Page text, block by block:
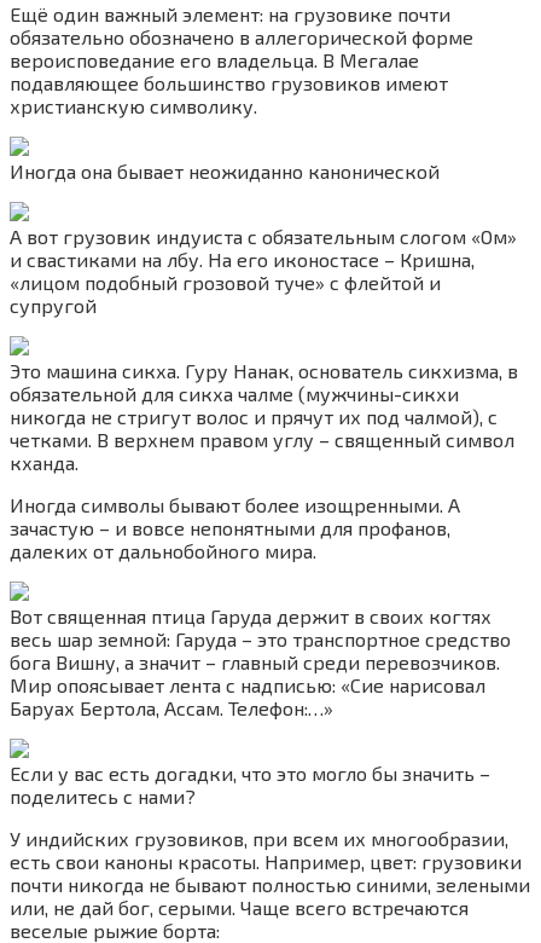
Ещё один важный элемент: на грузовике почти
обязательно обозначено в аллегорической форме
вероисповедание его владельца. В Мегалае
подавляющее большинство грузовиков имеют
христианскую символику.
Иногда она бывает неожиданно канонической
А вот грузовик индуиста с обязательным слогом «Ом»
и свастиками на лбу. На его иконостасе – Кришна,
«лицом подобный грозовой туче» с флейтой и
супругой
Это машина сикха. Гуру Нанак, основатель сикхизма, в
обязательной для сикха чалме (мужчины-сикхи
никогда не стригут волос и прячут их под чалмой), с
четками. В верхнем правом углу – священный символ
кханда.
Иногда символы бывают более изощренными. А
зачастую – и вовсе непонятными для профанов,
далеких от дальнобойного мира.
Вот священная птица Гаруда держит в своих когтях
весь шар земной: Гаруда – это транспортное средство
бога Вишну, а значит – главный среди перевозчиков.
Мир опоясывает лента с надписью: «Сие нарисовал
Баруах Бертола, Ассам. Телефон:…»
Если у вас есть догадки, что это могло бы значить –
поделитесь с нами?
У индийских грузовиков, при всем их многообразии,
есть свои каноны красоты. Например, цвет: грузовики
почти никогда не бывают полностью синими, зелеными
или, не дай бог, серыми. Чаще всего встречаются
веселые рыжие борта: